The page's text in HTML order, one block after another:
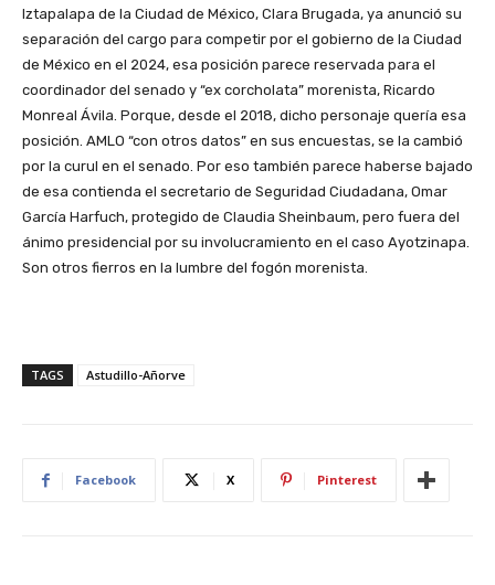
Iztapalapa de la Ciudad de México, Clara Brugada, ya anunció su
separación del cargo para competir por el gobierno de la Ciudad
de México en el 2024, esa posición parece reservada para el
coordinador del senado y “ex corcholata” morenista, Ricardo
Monreal Ávila. Porque, desde el 2018, dicho personaje quería esa
posición. AMLO “con otros datos” en sus encuestas, se la cambió
por la curul en el senado. Por eso también parece haberse bajado
de esa contienda el secretario de Seguridad Ciudadana, Omar
García Harfuch, protegido de Claudia Sheinbaum, pero fuera del
ánimo presidencial por su involucramiento en el caso Ayotzinapa.
Son otros fierros en la lumbre del fogón morenista.
TAGS Astudillo-Añorve
Facebook X Pinterest